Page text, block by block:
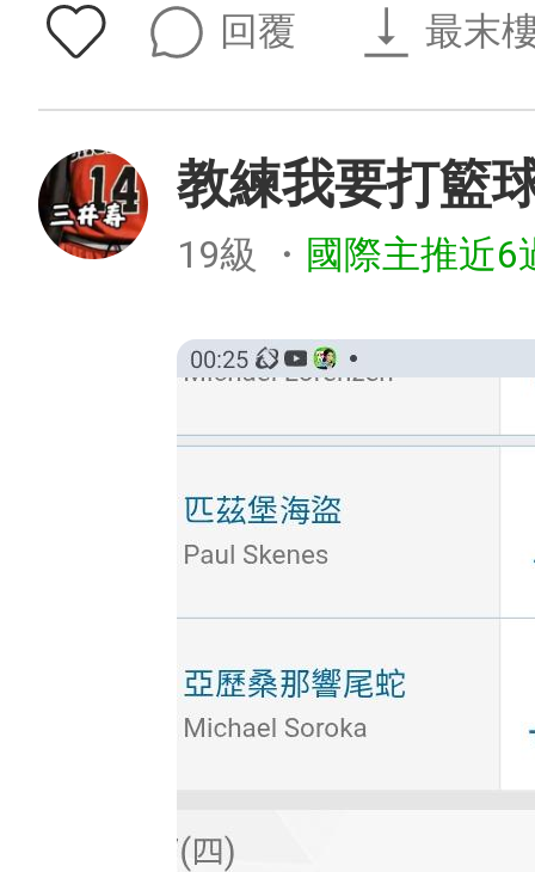
回覆 最末
教練我要打籃
19級 ・ 國際主推近6